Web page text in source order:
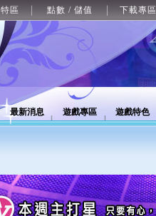
區 點數 / 儲值 下載專區
最新消息 遊戲專區 遊戲特色